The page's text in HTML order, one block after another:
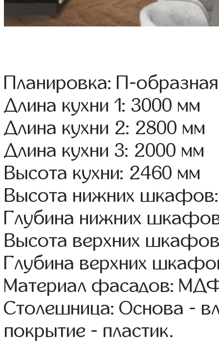
Планировка: П-образная
Длина кухни 1: 3000 мм
Длина кухни 2: 2800 мм
Длина кухни 3: 2000 мм
Высота кухни: 2460 мм
Высота нижних
Глубина нижних
Высота верхних
Глубина верхних
Материал фасадов:
Столешница: Основа -
покрытие - пластик.